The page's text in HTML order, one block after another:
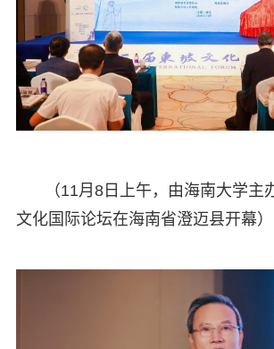
（11月8日上午，由海南大学主
文化国际论坛在海南省澄迈县开幕）